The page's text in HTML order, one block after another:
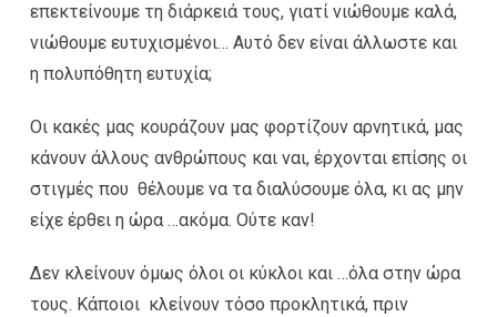
επεκτείνουμε τη διάρκειά τους, γιατί νιώθουμε καλά,
νιώθουμε ευτυχισμένοι… Αυτό δεν είναι άλλωστε και
η πολυπόθητη ευτυχία;
Οι κακές μας κουράζουν μας φορτίζουν αρνητικά, μας
κάνουν άλλους ανθρώπους και ναι, έρχονται επίσης οι
στιγμές που θέλουμε να τα διαλύσουμε όλα, κι ας μην
είχε έρθει η ώρα …ακόμα. Ούτε καν!
Δεν κλείνουν όμως όλοι οι κύκλοι και …όλα στην ώρα
τους. Κάποιοι κλείνουν τόσο προκλητικά, πριν